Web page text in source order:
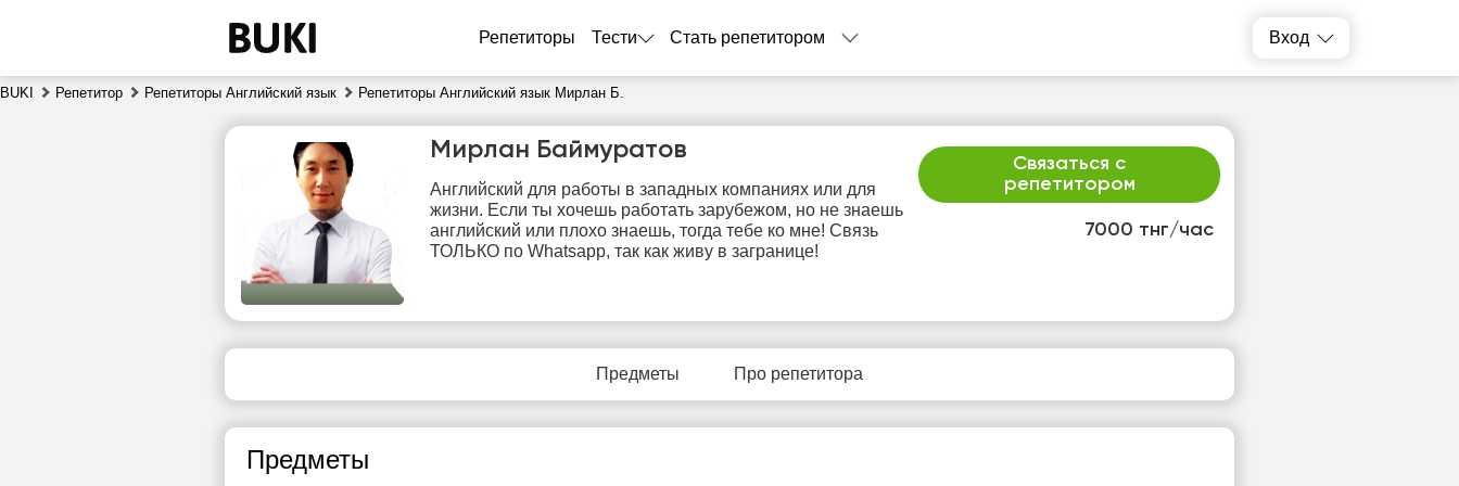
Репетиторы Тести Стать репетитором Вход
BUKI Репетитор Репетиторы Английский язык Репетиторы Английский язык Мирлан Б.
7000 тнг/час
Связаться с
репетитором
Мирлан Баймуратов
Английский для работы в западных компаниях или для
жизни. Если ты хочешь работать зарубежом, но не знаешь
английский или плохо знаешь, тогда тебе ко мне! Связь
ТОЛЬКО по Whatsapp, так как живу в загранице!
Предметы Про репетитора
Предметы
чт
6
7
8
9
10
11
12
20:30
21:00
10:30
10:00
10:30
10:00
10:30
Нет
свободных
свободных
свободных